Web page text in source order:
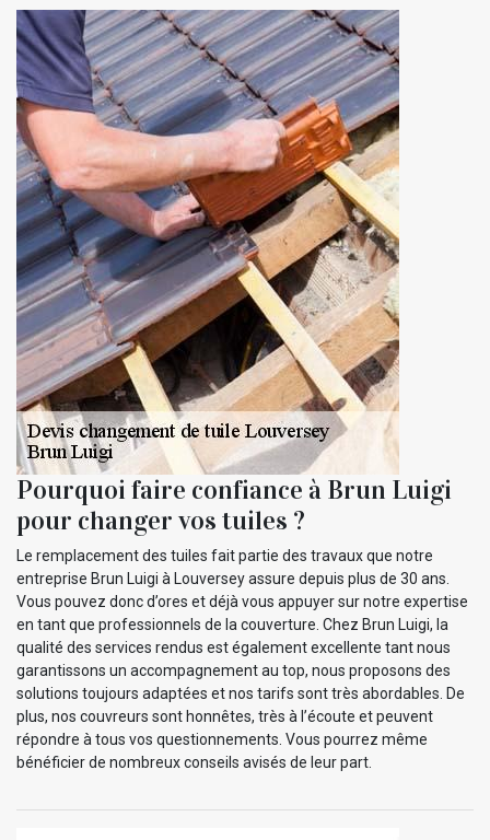
Pourquoi faire confiance à Brun Luigi
pour changer vos tuiles ?
Le remplacement des tuiles fait partie des travaux que notre
entreprise Brun Luigi à Louversey assure depuis plus de 30 ans.
Vous pouvez donc d’ores et déjà vous appuyer sur notre expertise
en tant que professionnels de la couverture. Chez Brun Luigi, la
qualité des services rendus est également excellente tant nous
garantissons un accompagnement au top, nous proposons des
solutions toujours adaptées et nos tarifs sont très abordables. De
plus, nos couvreurs sont honnêtes, très à l’écoute et peuvent
répondre à tous vos questionnements. Vous pourrez même
bénéficier de nombreux conseils avisés de leur part.